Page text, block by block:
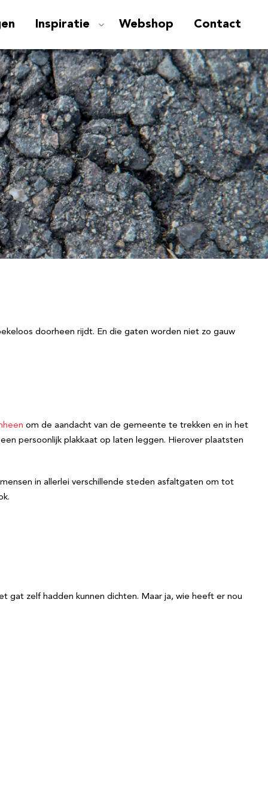
Inspiratie Webshop Contact
doorheen rijdt. En die gaten worden niet zo gauw
om de aandacht van de gemeente te trekken en in het
persoonlijk plakkaat op laten leggen. Hierover plaatsten
in allerlei verschillende steden asfaltgaten om tot
gat zelf hadden kunnen dichten. Maar ja, wie heeft er nou